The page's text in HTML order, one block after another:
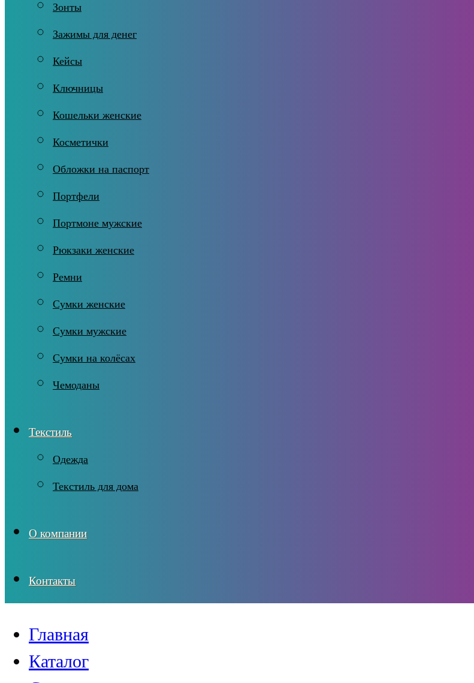
Зонты
Зажимы для денег
Кейсы
Ключницы
Кошельки женские
Косметички
Обложки на паспорт
Портфели
Портмоне мужские
Рюкзаки женские
Ремни
Сумки женские
Сумки мужские
Сумки на колёсах
Чемоданы
Текстиль
Одежда
Текстиль для дома
О компании
Контакты
Главная
Каталог